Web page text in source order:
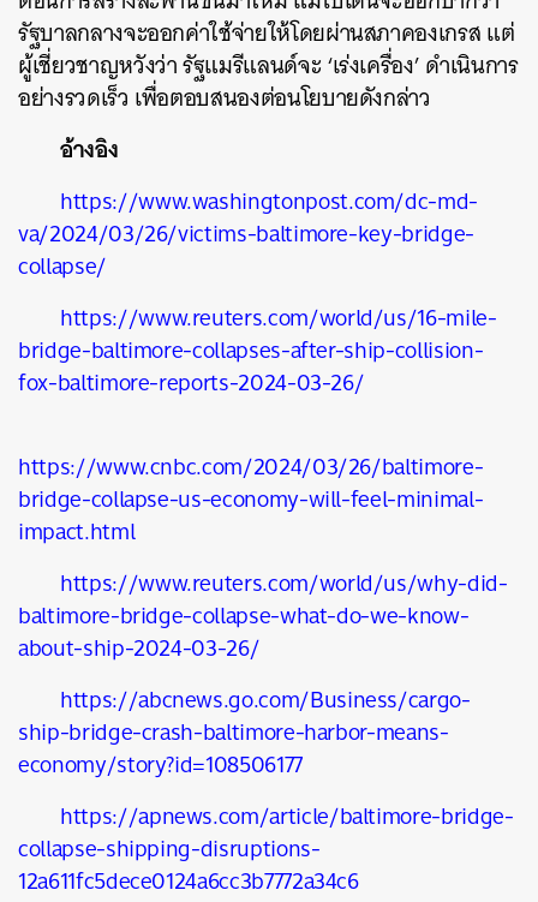
รัฐบาลกลางจะออกค่าใช้จ่ายให้โดยผ่านสภาคองเกรส แต่
ผู้เชี่ยวชาญหวังว่า รัฐแมรีแลนด์จะ ‘เร่งเครื่อง’ ดำเนินการ
อย่างรวดเร็ว เพื่อตอบสนองต่อนโยบายดังกล่าว
อ้างอิง
https://www.washingtonpost.com/dc-md-
va/2024/03/26/victims-baltimore-key-bridge-
collapse/
https://www.reuters.com/world/us/16-mile-
bridge-baltimore-collapses-after-ship-collision-
fox-baltimore-reports-2024-03-26/
https://www.cnbc.com/2024/03/26/baltimore-
bridge-collapse-us-economy-will-feel-minimal-
impact.html
https://www.reuters.com/world/us/why-did-
baltimore-bridge-collapse-what-do-we-know-
about-ship-2024-03-26/
https://abcnews.go.com/Business/cargo-
ship-bridge-crash-baltimore-harbor-means-
economy/story?id=108506177
https://apnews.com/article/baltimore-bridge-
collapse-shipping-disruptions-
12a611fc5dece0124a6cc3b7772a34c6